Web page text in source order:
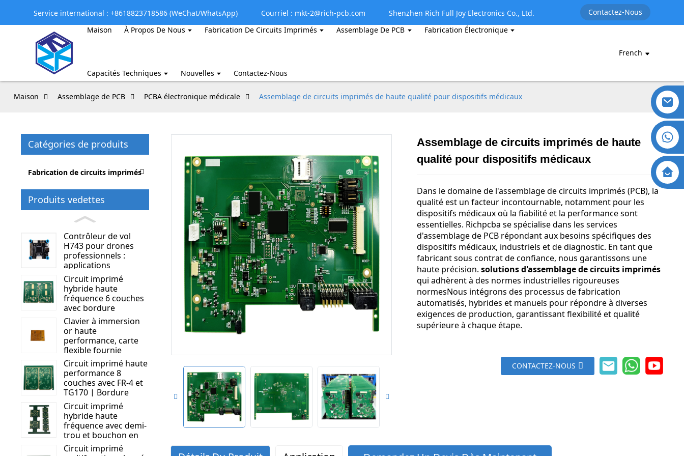
Service international : +8618823718586 (WeChat/WhatsApp) Courriel : mkt-2@rich-pcb.com Shenzhen Rich Full Joy Electronics Co., Ltd.
Contactez-Nous
Maison
À Propos De Nous Fabrication De Circuits Imprimés Assemblage De PCB Fabrication Électronique
Capacités Techniques Nouvelles Contactez-Nous
French
Maison Assemblage de PCB PCBA électronique médicale Assemblage de circuits imprimés de haute qualité pour dispositifs médicaux
Catégories de produits
Fabrication de circuits imprimés
Produits vedettes
Contrôleur de vol
H743 pour drones
professionnels :
applications
d’inspection, de
sécurité et de gestion
du trafic.
Circuit imprimé
hybride haute
fréquence 6 couches
avec bordure
métallique | Rogers
RO4350B + S1000 - 2M
| Circuit imprimé
haute performance
Clavier à immersion
or haute
performance, carte
flexible fournie
Circuit imprimé haute
performance 8
couches avec FR-4 et
TG170 | Bordure
métallique et trous
pour bouchons de
masque de soudure |
Solution de circuit
avancée
Circuit imprimé
hybride haute
fréquence avec demi-
trou et bouchon en
résine | Optimisé
Circuit imprimé
Assemblage de circuits imprimés de haute
qualité pour dispositifs médicaux
Dans le domaine de l'assemblage de circuits imprimés (PCB), la
qualité est un facteur incontournable, notamment pour les
dispositifs médicaux où la fiabilité et la performance sont
essentielles. Richpcba se spécialise dans les services
d'assemblage de PCB répondant aux besoins spécifiques des
dispositifs médicaux, industriels et de diagnostic. En tant que
fabricant sous contrat de confiance, nous garantissons une
haute précision. solutions d'assemblage de circuits imprimés
qui adhèrent à des normes industrielles rigoureuses
normesNous intégrons des processus de fabrication
automatisés, hybrides et manuels pour répondre à diverses
exigences de production, garantissant flexibilité et qualité
supérieure à chaque étape.
CONTACTEZ-NOUS